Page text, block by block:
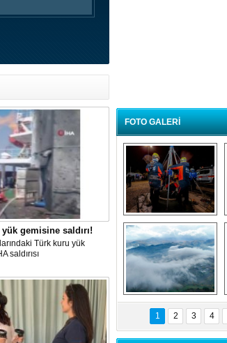
gemisine saldırı!
Türk kuru yük
saldırısı
FOTO GALERİ
Bursa'da deprem
tatbikatı gerçeğini
aratmadı
Bursa'dan
büyüleyen
fotoğraflar
1 2 3 4